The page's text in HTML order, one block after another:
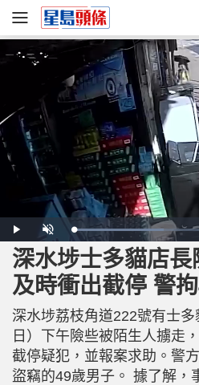
P
l
a
y
U
n
u
t
e
L
o
a
d
e
d
:
5
0
9
4
%
深水埗士多貓店長
及時衝出截停 警
深水埗荔枝角道222號有士
日）下午險些被陌生人擄走
截停疑犯，並報案求助。警
盜竊的49歲男子。 據了解，